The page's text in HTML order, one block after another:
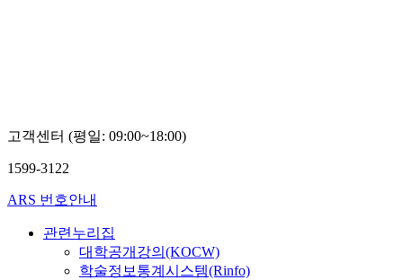
고객센터 (평일: 09:00~18:00)
1599-3122
ARS 번호안내
관련누리집
대학공개강의(KOCW)
학술정보통계시스템(Rinfo)